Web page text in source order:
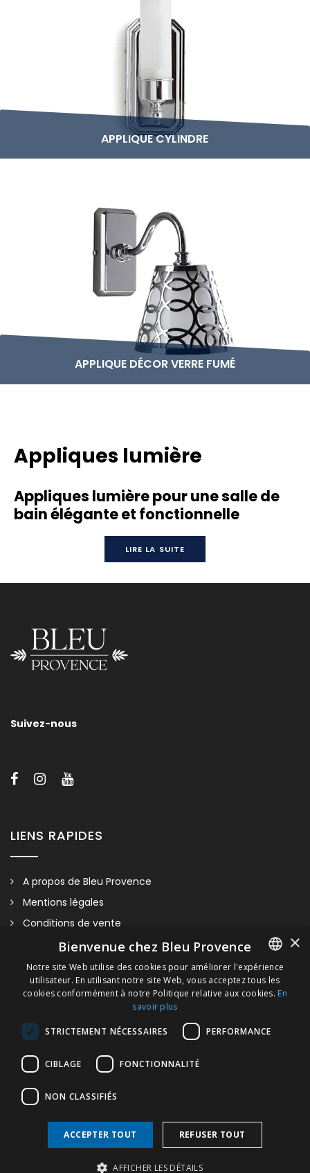
APPLIQUE CYLINDRE
APPLIQUE DÉCOR VERRE FUMÉ
4 finitions de tissu possible : blanc – beige – bordeaux – noir.
Appliques lumière
Appliques lumière pour une salle de
bain élégante et fonctionnelle
LIRE LA SUITE
Suivez-nous
LIENS RAPIDES
A propos de Bleu Provence
Mentions légales
Conditions de vente
Nous contacter
Visitez notre Showroom
Plan du site
Copyright © 2026 Bleu Provence
FRENCH
GERMAN
×
Bienvenue chez Bleu Provence
Notre site Web utilise des cookies pour améliorer l'expérience
utilisateur. En utilisant notre site Web, vous acceptez tous les
cookies conformément à notre Politique relative aux cookies. En
savoir plus
STRICTEMENT NÉCESSAIRES PERFORMANCE
CIBLAGE FONCTIONNALITÉ
NON CLASSIFIÉS
ACCEPTER TOUT REFUSER TOUT
AFFICHER LES DÉTAILS